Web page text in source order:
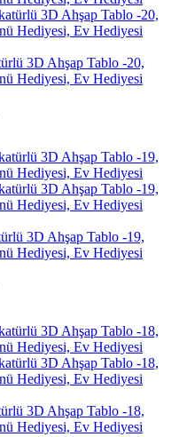
3D Ahşap Tablo -20,
Hediyesi, Ev Hediyesi
3D Ahşap Tablo -19,
Hediyesi, Ev Hediyesi
3D Ahşap Tablo -18,
Hediyesi, Ev Hediyesi